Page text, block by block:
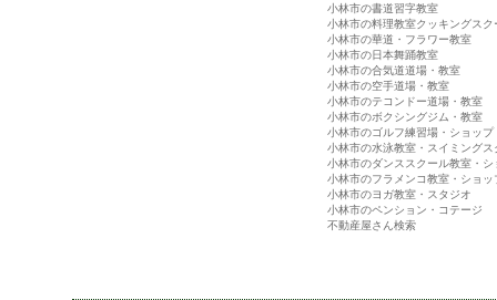
小林市の書道習字教室
小林市の料理教室クッキングスク
小林市の華道・フラワー教室
小林市の日本舞踊教室
小林市の合気道道場・教室
小林市の空手道場・教室
小林市のテコンドー道場・教室
小林市のボクシングジム・教室
小林市のゴルフ練習場・ショップ
小林市の水泳教室・スイミングス
小林市のダンススクール教室・シ
小林市のフラメンコ教室・ショッ
小林市のヨガ教室・スタジオ
小林市のペンション・コテージ
不動産屋さん検索